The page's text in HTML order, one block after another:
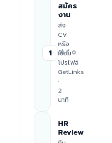
1
สมัคร
งาน
ส่ง
CV
หรือ
เชื่อม
โปรไฟล์
GetLinks
·
2
นาที
วันที่ 0
HR
Review